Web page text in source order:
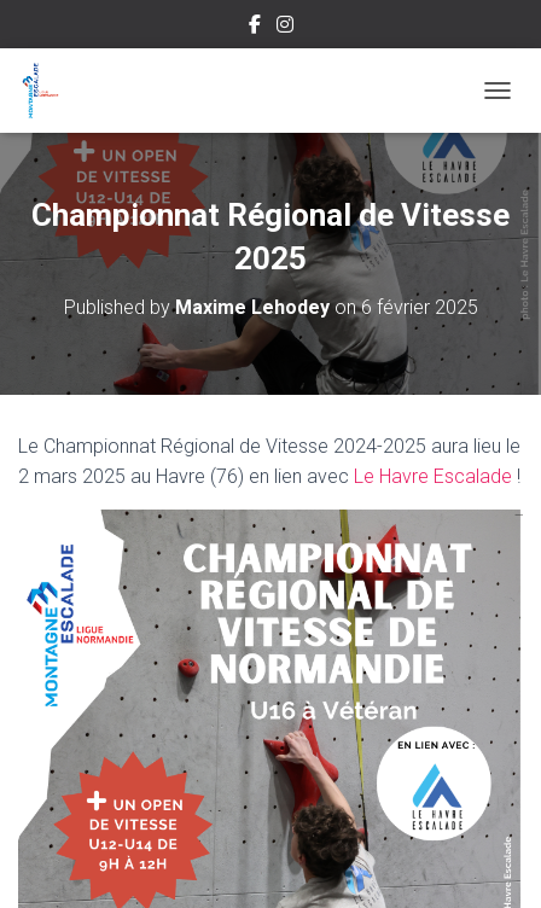
Championnat Régional de Vitesse
2025
Published byMaxime Lehodeyon6 février 2025
Le Championnat Régional de Vitesse 2024-2025 aura lieu le
2 mars 2025 au Havre (76) en lien avec Le Havre Escalade !